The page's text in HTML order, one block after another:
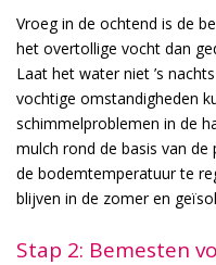
Vroeg in de ochtend is de
het overtollige vocht dan
Laat het water niet ’s
vochtige omstandigheden
schimmelproblemen in de
mulch rond de basis van
de bodemtemperatuur te
blijven in de zomer en
Stap 2: Bemesten